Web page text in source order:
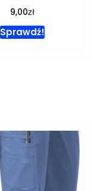
9,00zł
Sprawdź!